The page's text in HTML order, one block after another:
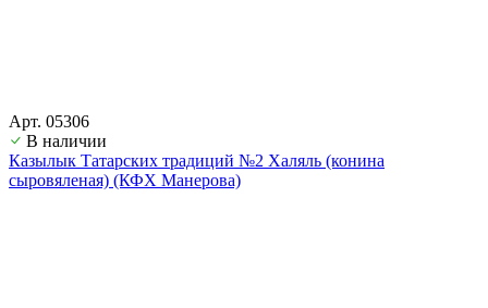
Арт. 05306
В наличии
Казылык Татарских традиций №2 Халяль (конина
сыровяленая) (КФХ Манерова)